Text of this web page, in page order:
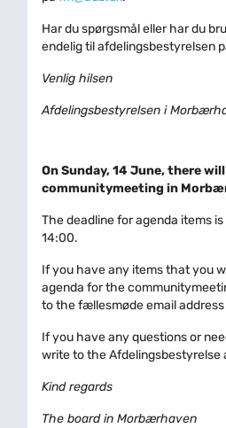
Har du spørgsmål eller har du
endelig til afdelingsbestyrelsen
Venlig hilsen
Afdelingsbestyrelsen i
On Sunday, 14 June, there
communitymeeting in
The deadline for agenda items is
14:00.
If you have any items that you
agenda for the
to the fællesmøde email
If you have any questions or
write to the Afdelingsbestyrelse
Kind regards
The board in Morbærhaven